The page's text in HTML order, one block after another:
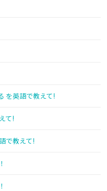
を英語で教えて!
て!
で教えて!